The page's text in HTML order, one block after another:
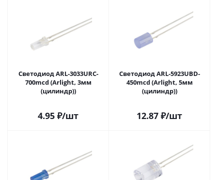
Светодиод ARL-3033URC-
700mcd (Arlight, 3мм
(цилиндр))
4.95 ₽/шт
Светодиод ARL-5923UBD-
450mcd (Arlight, 5мм
(цилиндр))
12.87 ₽/шт